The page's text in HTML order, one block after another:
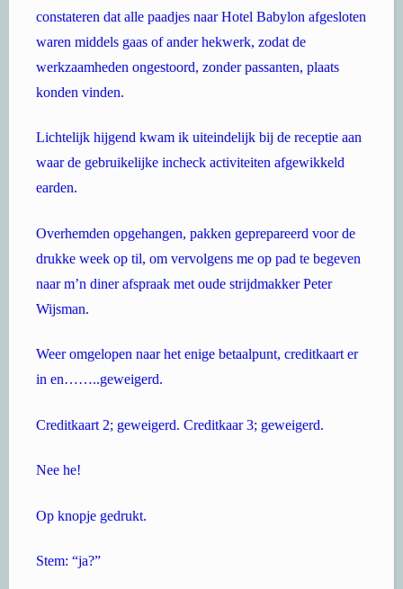
constateren dat alle paadjes naar Hotel Babylon afgesloten
waren middels gaas of ander hekwerk, zodat de
werkzaamheden ongestoord, zonder passanten, plaats
konden vinden.
Lichtelijk hijgend kwam ik uiteindelijk bij de receptie aan
waar de gebruikelijke incheck activiteiten afgewikkeld
earden.
Overhemden opgehangen, pakken geprepareerd voor de
drukke week op til, om vervolgens me op pad te begeven
naar m’n diner afspraak met oude strijdmakker Peter
Wijsman.
Weer omgelopen naar het enige betaalpunt, creditkaart er
in en……..geweigerd.
Creditkaart 2; geweigerd. Creditkaar 3; geweigerd.
Nee he!
Op knopje gedrukt.
Stem: “ja?”